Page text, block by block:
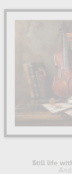
Still life